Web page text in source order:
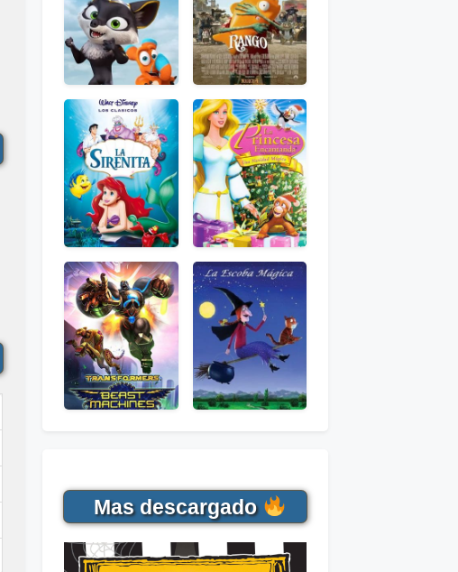
Mas descargado